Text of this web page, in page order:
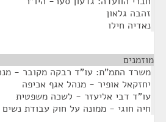
זהבה גלאון
נאדיה חילו
מוזמנים
משרד התמ"ת: עו"ד רבקה מקובר -
יחזקאל אופיר - מנהל אגף אכיפה
עו"ד דבי אליעזר - לשכה משפטית
חיה חוגי - ממונה על חוק עבודת נשים